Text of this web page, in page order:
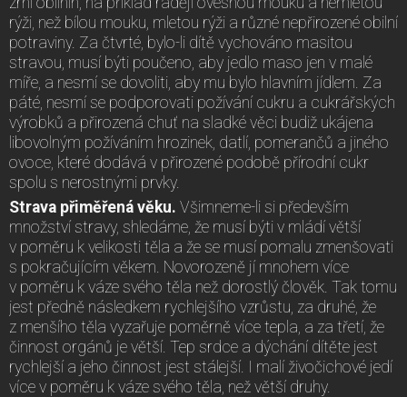
rýži, než bílou mouku, mletou rýži a různé nepřirozené obilní
potraviny. Za čtvrté, bylo-li dítě vychováno masitou
stravou, musí býti poučeno, aby jedlo maso jen v malé
míře, a nesmí se dovoliti, aby mu bylo hlavním jídlem. Za
páté, nesmí se podporovati požívání cukru a cukrářských
výrobků a přirozená chuť na sladké věci budiž ukájena
libovolným požíváním hrozinek, datlí, pomerančů a jiného
ovoce, které dodává v přirozené podobě přírodní cukr
spolu s nerostnými prvky.
Strava přiměřená věku. Všimneme-li si především
množství stravy, shledáme, že musí býti v mládí větší
v poměru k velikosti těla a že se musí pomalu zmenšovati
s pokračujícím věkem. Novorozeně jí mnohem více
v poměru k váze svého těla než dorostlý člověk. Tak tomu
jest předně následkem rychlejšího vzrůstu, za druhé, že
z menšího těla vyzařuje poměrně více tepla, a za třetí, že
činnost orgánů je větší. Tep srdce a dýchání dítěte jest
rychlejší a jeho činnost jest stálejší. I malí živočichové jedí
více v poměru k váze svého těla, než větší druhy.